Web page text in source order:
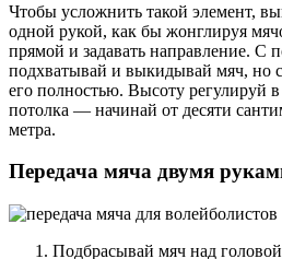
Чтобы усложнить такой элемент,
одной рукой, как бы жонглируя
прямой и задавать направление. С
подхватывай и выкидывай мяч, но
его полностью. Высоту регулируй в
потолка — начинай от десяти
метра.
Передача мяча двумя
Подбрасывай мяч над